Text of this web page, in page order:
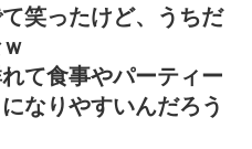
笑ったけど、うちだ
て食事やパーティー
なりやすいんだろう